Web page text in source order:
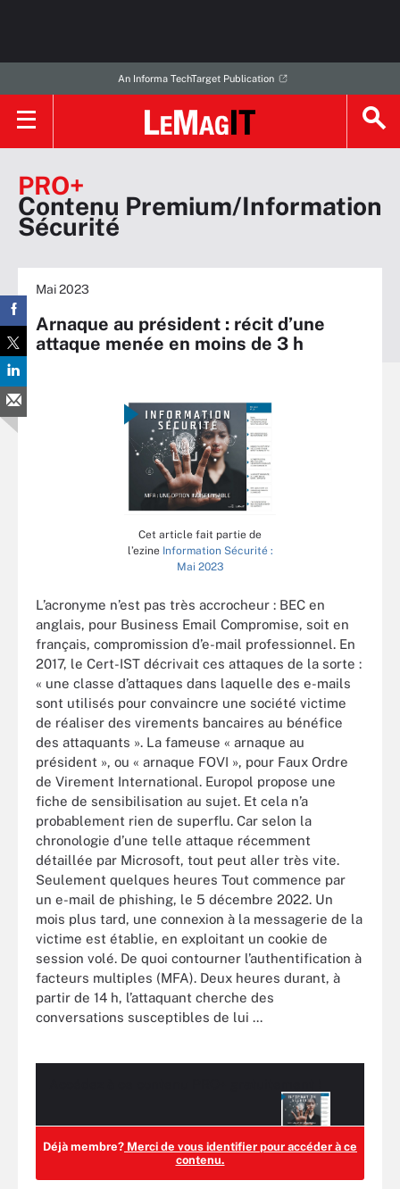
An Informa TechTarget Publication
PRO+
Contenu Premium/Information
Sécurité
Mai 2023
Arnaque au président : récit d’une
attaque menée en moins de 3 h
Cet article fait partie de
l’ezine Information Sécurité :
Mai 2023
L’acronyme n’est pas très accrocheur : BEC en
anglais, pour Business Email Compromise, soit en
français, compromission d’e-mail professionnel. En
2017, le Cert-IST décrivait ces attaques de la sorte :
« une classe d’attaques dans laquelle des e-mails
sont utilisés pour convaincre une société victime
de réaliser des virements bancaires au bénéfice
des attaquants ». La fameuse « arnaque au
président », ou « arnaque FOVI », pour Faux Ordre
de Virement International. Europol propose une
fiche de sensibilisation au sujet. Et cela n’a
probablement rien de superflu. Car selon la
chronologie d’une telle attaque récemment
détaillée par Microsoft, tout peut aller très vite.
Seulement quelques heures Tout commence par
un e-mail de phishing, le 5 décembre 2022. Un
mois plus tard, une connexion à la messagerie de la
victime est établie, en exploitant un cookie de
session volé. De quoi contourner l’authentification à
facteurs multiples (MFA). Deux heures durant, à
partir de 14 h, l’attaquant cherche des
conversations susceptibles de lui ...
Déjà membre? Merci de vous identifier pour accéder à ce
contenu.